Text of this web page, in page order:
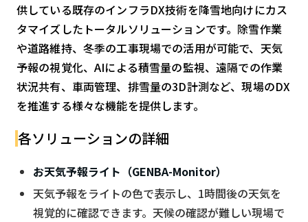
供している既存のインフラDX技術を降雪地向けにカス
タマイズしたトータルソリューションです。除雪作業
や道路維持、冬季の工事現場での活用が可能で、天気
予報の視覚化、AIによる積雪量の監視、遠隔での作業
状況共有、車両管理、排雪量の3D計測など、現場のDX
を推進する様々な機能を提供します。
各ソリューションの詳細
お天気予報ライト（GENBA-Monitor）
天気予報をライトの色で表示し、1時間後の天気を
視覚的に確認できます。天候の確認が難しい現場で